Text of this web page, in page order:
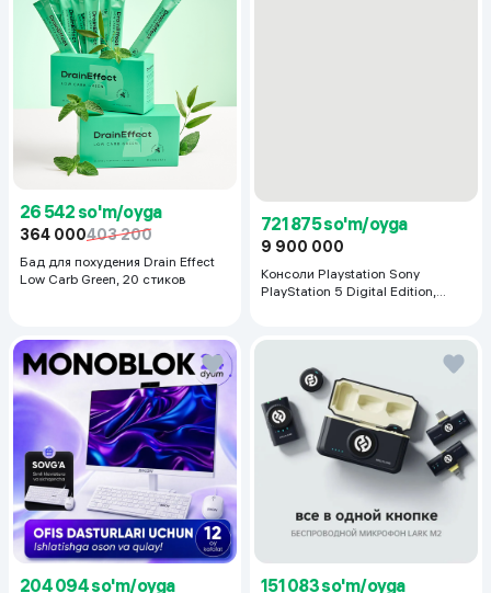
26 542 so'm/oyga
364 000403 200
Бад для похудения Drain Effect
Low Carb Green, 20 стиков
721 875 so'm/oyga
9 900 000
PlayStation 5 Digital Edition,
белый
204 094 so'm/oyga 151 083 so'm/oyga